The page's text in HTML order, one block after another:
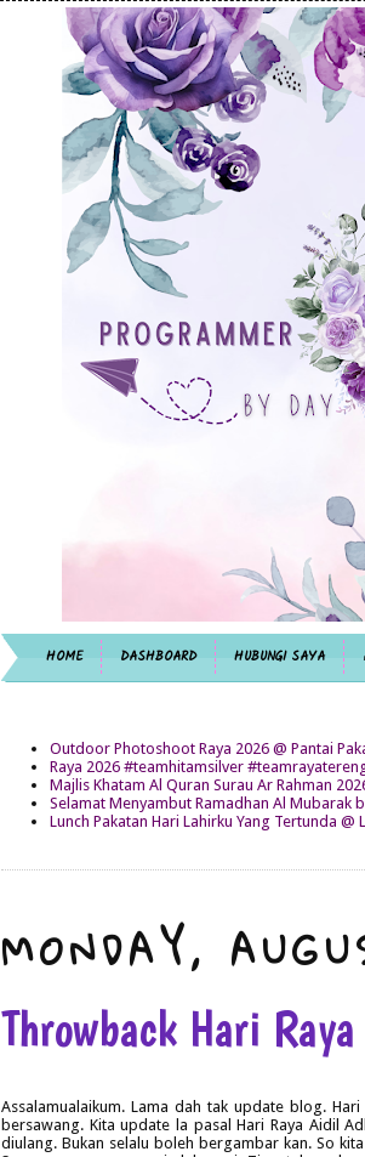
HOME DASHBOARD HUBUNGI SAYA
Outdoor Photoshoot Raya 2026 @ Pantai
Raya 2026 #teamhitamsilver
Majlis Khatam Al Quran Surau Ar Rahman
Selamat Menyambut Ramadhan Al Mubarak
Lunch Pakatan Hari Lahirku Yang Tertunda @
MONDAY,
Throwback Hari
Assalamualaikum. Lama dah tak update blog.
bersawang. Kita update la pasal Hari Raya Aidil
diulang. Bukan selalu boleh bergambar kan. So